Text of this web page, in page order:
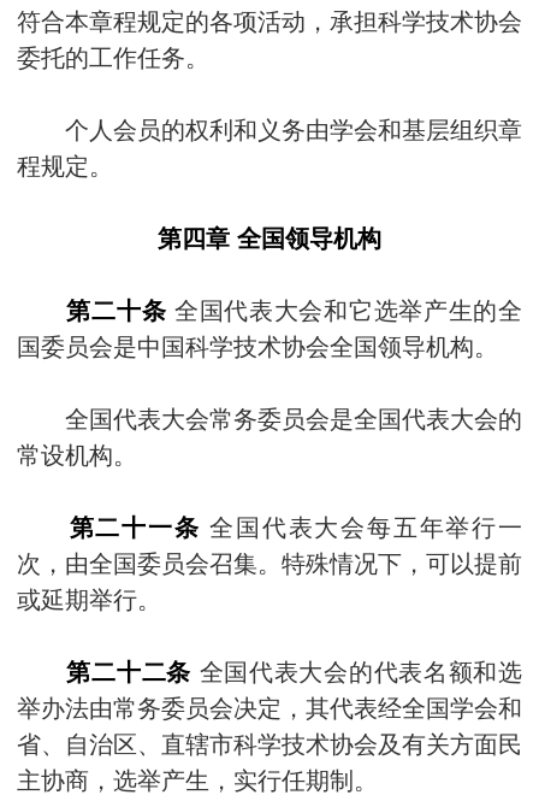
符合本章程规定的各项活动，承担科学技术协会
委托的工作任务。
个人会员的权利和义务由学会和基层组织章
程规定。
第四章 全国领导机构
第二十条 全国代表大会和它选举产生的全
国委员会是中国科学技术协会全国领导机构。
全国代表大会常务委员会是全国代表大会的
常设机构。
第二十一条 全国代表大会每五年举行一
次，由全国委员会召集。特殊情况下，可以提前
或延期举行。
第二十二条 全国代表大会的代表名额和选
举办法由常务委员会决定，其代表经全国学会和
省、自治区、直辖市科学技术协会及有关方面民
主协商，选举产生，实行任期制。